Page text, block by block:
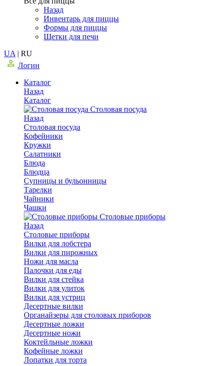
Назад
Инвентарь для пиццы
Формы для пиццы
Щетки для печи
UA | RU
Логин
Каталог
Назад
Каталог
Столовая посуда
Назад
Столовая посуда
Кофейники
Кружки
Салатники
Блюда
Блюдца
Супницы и бульонницы
Тарелки
Чайники
Чашки
Cтоловые приборы
Назад
Cтоловые приборы
Вилки для лобстера
Вилки для пирожных
Ножи для масла
Палочки для еды
Вилки для стейка
Вилки для улиток
Вилки для устриц
Десертные вилки
Органайзеры для столовых приборов
Десертные ложки
Десертные ножи
Коктейльные ложки
Кофейные ложки
Лопатки для торта